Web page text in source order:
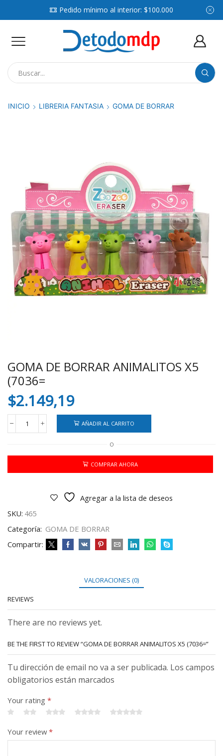
Pedido mínimo al interior: $100.000
INICIO LIBRERIA FANTASIA GOMA DE BORRAR
GOMA DE BORRAR ANIMALITOS X5
(7036=
$2.149,19
GOMA
DE
ANIMALITOS
(7036=
AÑADIR AL CARRITO
O
COMPRAR AHORA
Agregar a la lista de deseos
SKU: 465
Categoría: GOMA DE BORRAR
Compartir:
VALORACIONES (0)
REVIEWS
There are no reviews yet.
BE THE FIRST TO REVIEW “GOMA DE BORRAR ANIMALITOS X5 (7036=”
Tu dirección de email no va a ser publicada. Los campos
obligatorios están marcados
Your rating *
Your review*